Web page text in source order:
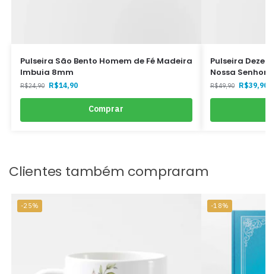
Pulseira São Bento Homem de Fé Madeira
Imbuia 8mm
R$24,90 R$14,90
Comprar
Pulseira
Nossa
R$49,90 R$
Clientes também compraram
-25% -18%